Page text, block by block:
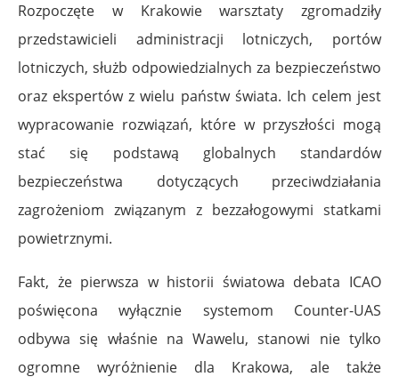
Rozpoczęte w Krakowie warsztaty zgromadziły
przedstawicieli administracji lotniczych, portów
lotniczych, służb odpowiedzialnych za bezpieczeństwo
oraz ekspertów z wielu państw świata. Ich celem jest
wypracowanie rozwiązań, które w przyszłości mogą
stać się podstawą globalnych standardów
bezpieczeństwa dotyczących przeciwdziałania
zagrożeniom związanym z bezzałogowymi statkami
powietrznymi.
Fakt, że pierwsza w historii światowa debata ICAO
poświęcona wyłącznie systemom Counter-UAS
odbywa się właśnie na Wawelu, stanowi nie tylko
ogromne wyróżnienie dla Krakowa, ale także